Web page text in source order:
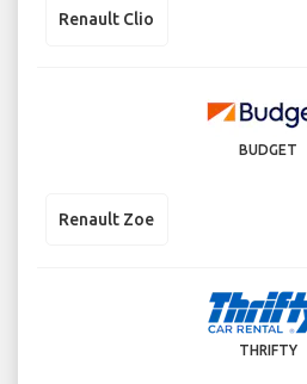
Renault Clio
BUDGET
Renault Zoe
THRIFTY